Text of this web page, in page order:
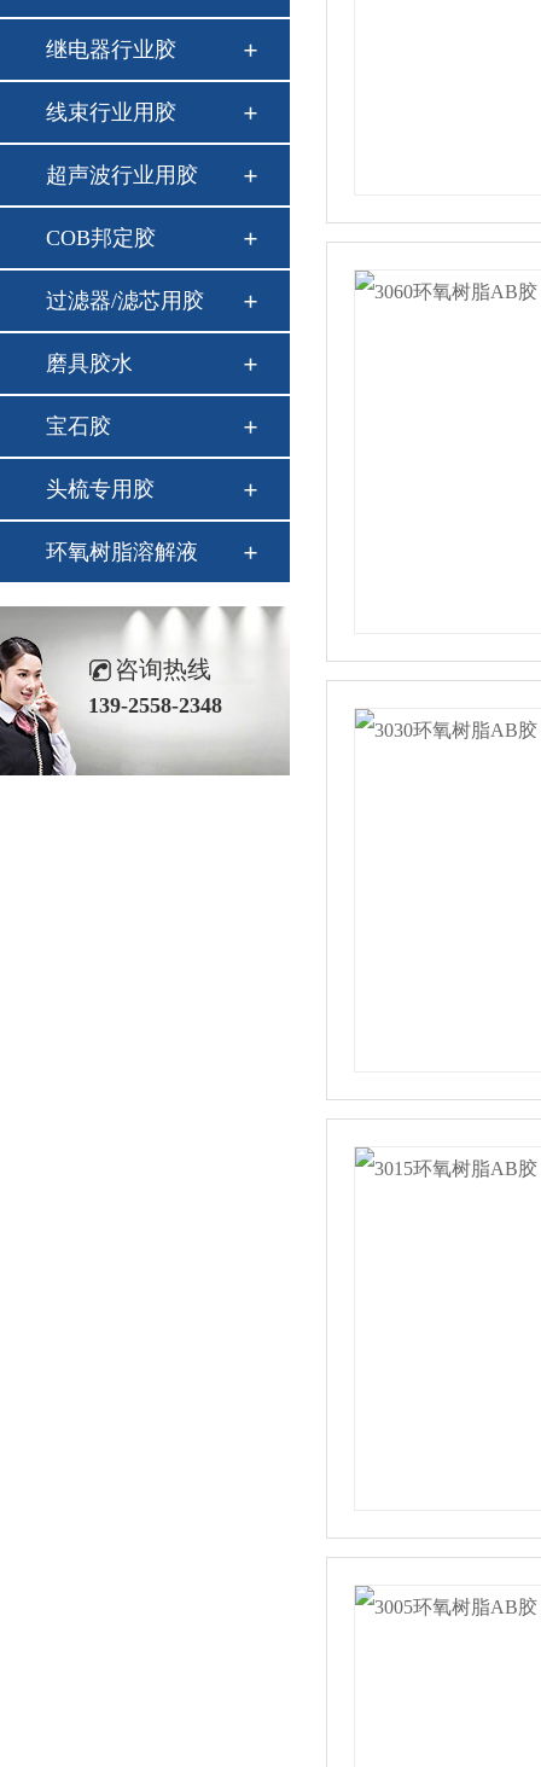
继电器行业胶
线束行业用胶
超声波行业用胶
COB邦定胶
过滤器/滤芯用胶
磨具胶水
宝石胶
头梳专用胶
环氧树脂溶解液
咨询热线
139-2558-2348